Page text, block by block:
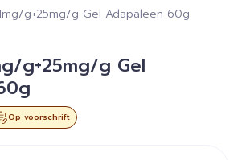
g+25mg/g Gel Adapaleen 60g
g+25mg/g Gel
Op voorschrift